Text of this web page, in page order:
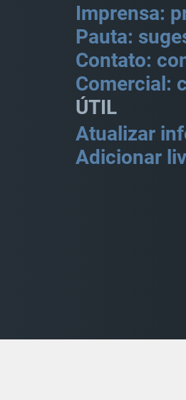
Imprensa:
Pauta:
Contato:
Comercial:
ÚTIL
Atualizar
Adicionar